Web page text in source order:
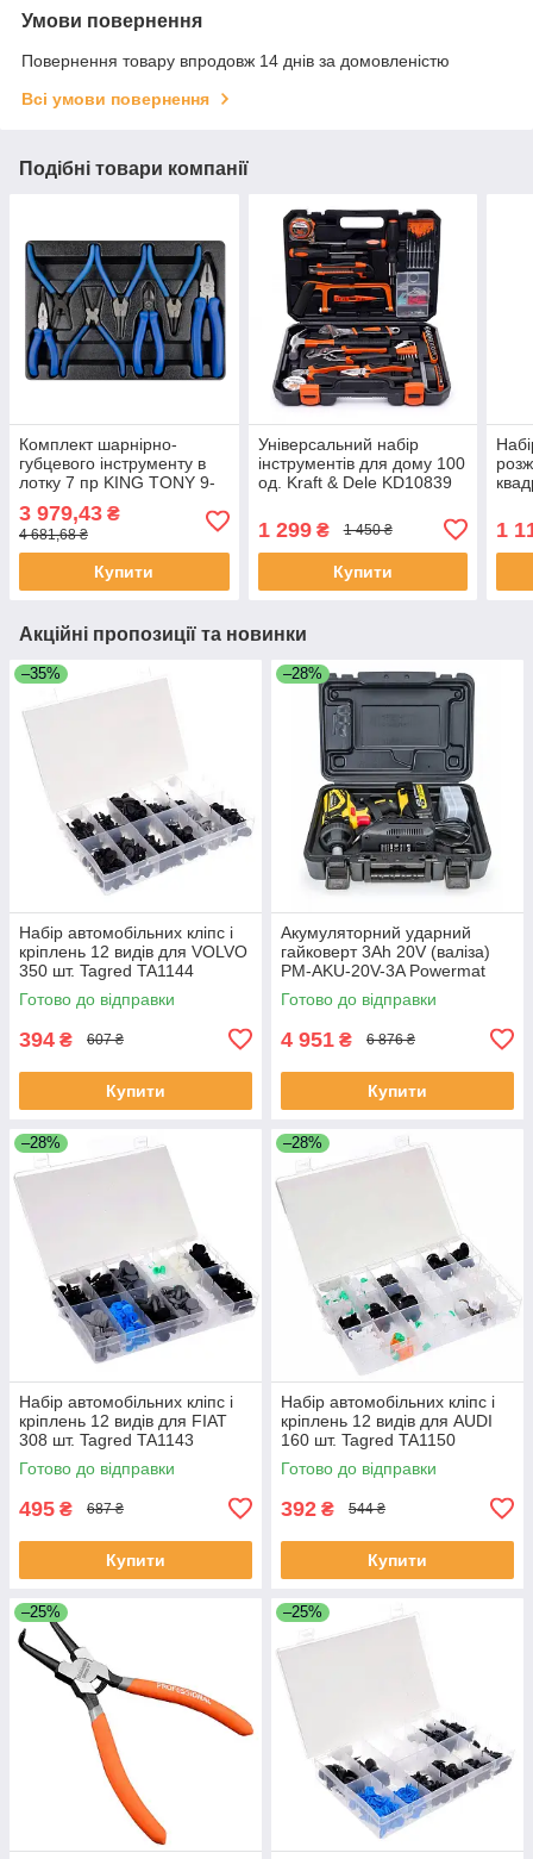
Умови повернення
Повернення товару впродовж 14 днів за домовленістю
Всі умови повернення
Подібні товари компанії
Комплект шарнірно-
губцевого інструменту в
лотку 7 пр KING TONY 9-
3 979,43 ₴
4 681,68 ₴
Купити
Універсальний набір
інструментів для дому 100
од. Kraft & Dele KD10839
1 299₴ 1 450 ₴
Купити
1
Акційні пропозиції та новинки
–35%
Набір автомобільних кліпс і
кріплень 12 видів для VOLVO
350 шт. Tagred TA1144
Готово до відправки
394 ₴ 607 ₴
Купити
–28%
Акумуляторний ударний
гайковерт 3Ah 20V (валіза)
PM-AKU-20V-3A Powermat
PM0679
Готово до відправки
4 951 ₴ 6 876 ₴
Купити
–28%
Набір автомобільних кліпс і
кріплень 12 видів для FIAT
308 шт. Tagred TA1143
Готово до відправки
495 ₴ 687 ₴
Купити
–28%
Набір автомобільних кліпс і
кріплень 12 видів для AUDI
160 шт. Tagred TA1150
Готово до відправки
392 ₴ 544 ₴
Купити
–25% –25%